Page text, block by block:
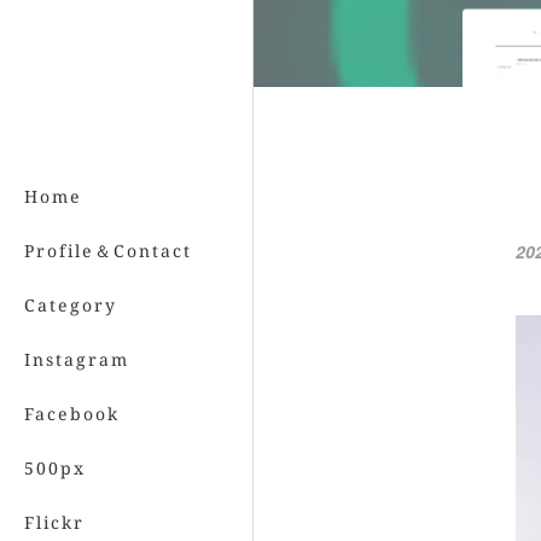
Home
Profile＆Contact
Category
Instagram
Facebook
500px
Flickr